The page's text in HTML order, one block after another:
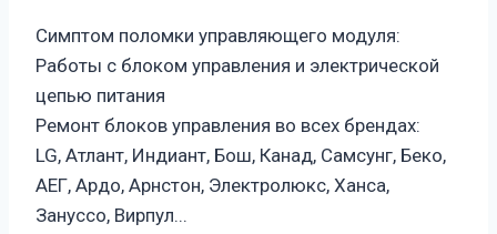
Симптом поломки управляющего модуля:
Работы с блоком управления и электрической
цепью питания
Ремонт блоков управления во всех брендах:
LG, Атлант, Индиант, Бош, Канад, Самсунг, Беко,
АЕГ, Ардо, Арнстон, Электролюкс, Ханса,
Зануссо, Вирпул...